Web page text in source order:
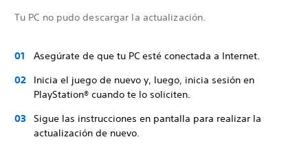
Tu PC no pudo descargar la actualización.
Asegúrate de que tu PC esté conectada a Internet.
Inicia el juego de nuevo y, luego, inicia sesión en
PlayStation® cuando te lo soliciten.
Sigue las instrucciones en pantalla para realizar la
actualización de nuevo.